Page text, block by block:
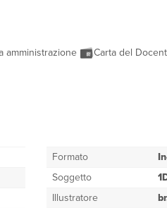
amministrazione Carta del
Formato
Soggetto
Illustratore